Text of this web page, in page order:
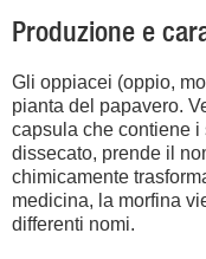
Produzione e
Gli oppiacei (oppio,
pianta del papavero.
capsula che contiene
dissecato, prende il
chimicamente
medicina, la morfina
differenti nomi.